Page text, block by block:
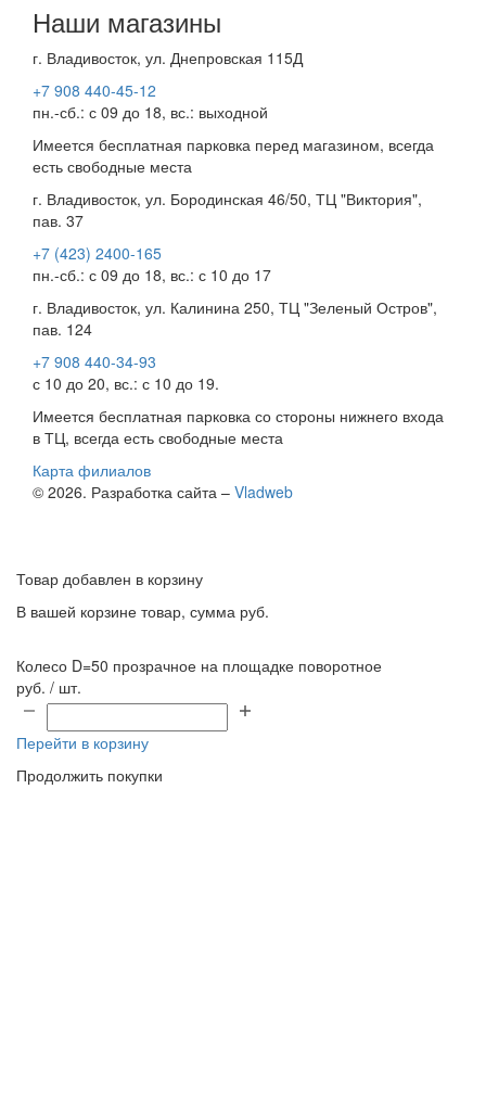
Наши магазины
г. Владивосток, ул. Днепровская 115Д
+7 908 440-45-12
пн.-сб.: с 09 до 18, вс.: выходной
Имеется бесплатная парковка перед магазином, всегда
есть свободные места
г. Владивосток, ул. Бородинская 46/50, ТЦ "Виктория",
пав. 37
+7 (423) 2400-165
пн.-сб.: с 09 до 18, вс.: с 10 до 17
г. Владивосток, ул. Калинина 250, ТЦ "Зеленый Остров",
пав. 124
+7 908 440-34-93
с 10 до 20, вс.: с 10 до 19.
Имеется бесплатная парковка со стороны нижнего входа
в ТЦ, всегда есть свободные места
Карта филиалов
© 2026. Разработка сайта – Vladweb
Товар добавлен в корзину
В вашей корзине товар, сумма руб.
Колесо D=50 прозрачное на площадке поворотное
руб. / шт.
Перейти в корзину
Продолжить покупки